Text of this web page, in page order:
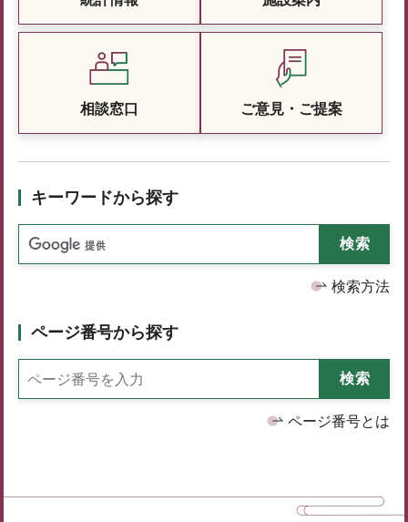
相談窓口 ご意見・ご提案
キーワードから探す
検索方法
ページ番号から探す
ページ番号とは